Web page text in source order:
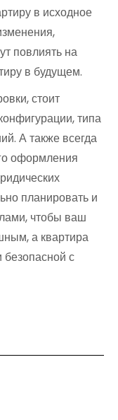
в исходное
повлиять на
в будущем.
стоит
типа
А также всегда
оформления
планировать и
чтобы ваш
а квартира
безопасной с